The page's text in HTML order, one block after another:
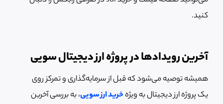
کنید.
آخرین رویدادها در پروژه ارز دیجیتال سویی
همیشه توصیه می‌شود که قبل از سرمایه‌گذاری و تمرکز روی
یک پروژه ارز دیجیتال به ویژه خرید ارز سویی، به بررسی آخرین